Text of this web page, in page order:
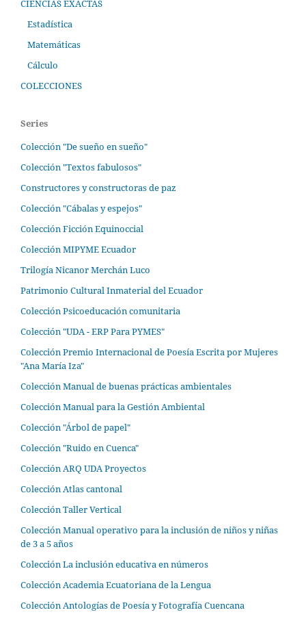
CIENCIAS EXACTAS
Estadística
Matemáticas
Cálculo
COLECCIONES
Series
Colección "De sueño en sueño"
Colección "Textos fabulosos"
Constructores y constructoras de paz
Colección "Cábalas y espejos"
Colección Ficción Equinoccial
Colección MIPYME Ecuador
Trilogía Nicanor Merchán Luco
Patrimonio Cultural Inmaterial del Ecuador
Colección Psicoeducación comunitaria
Colección "UDA - ERP Para PYMES"
Colección Premio Internacional de Poesía Escrita por Mujeres
"Ana María Iza"
Colección Manual de buenas prácticas ambientales
Colección Manual para la Gestión Ambiental
Colección "Árbol de papel"
Colección "Ruido en Cuenca"
Colección ARQ UDA Proyectos
Colección Atlas cantonal
Colección Taller Vertical
Colección Manual operativo para la inclusión de niños y niñas
de 3 a 5 años
Colección La inclusión educativa en números
Colección Academia Ecuatoriana de la Lengua
Colección Antologías de Poesía y Fotografía Cuencana